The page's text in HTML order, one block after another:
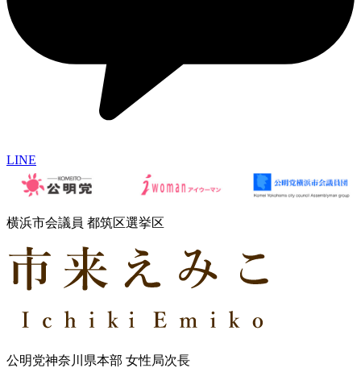
LINE
横浜市会議員 都筑区選挙区
公明党神奈川県本部 女性局次長